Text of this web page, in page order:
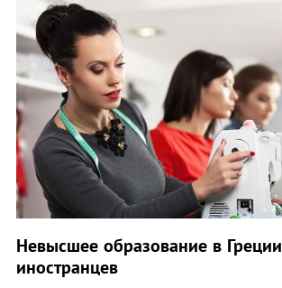
Невысшее образование в
иностранцев